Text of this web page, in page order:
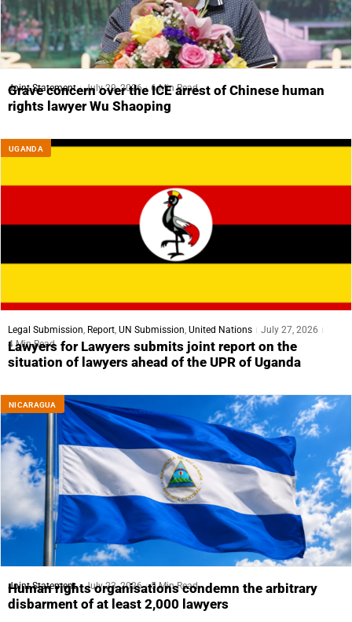
Joint Statement July 29, 2026 6 Min Read
Grave concern over the ICE arrest of Chinese human
rights lawyer Wu Shaoping
UGANDA
Legal Submission, Report, UN Submission, United Nations
July 27, 2026
4 Min Read
Lawyers for Lawyers submits joint report on the
situation of lawyers ahead of the UPR of Uganda
NICARAGUA
Joint Statement July 23, 2026 5 Min Read
Human rights organisations condemn the arbitrary
disbarment of at least 2,000 lawyers